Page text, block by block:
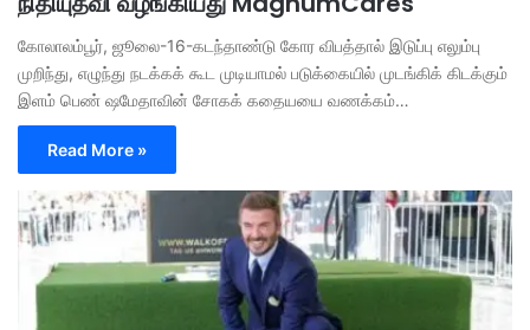
கோலாலம்பூர், ஜூலை-16-கடந்தாண்டு கோர விபத்தால் இடுப்பு எலும்பு
முறிந்து, எழுந்து நடக்கக் கூட முடியாமல் படுக்கையில் முடங்கிக் கிடக்கும்
இளம் பெண் ஷமேதாவின் சோகக் கதையயை வணக்கம்…
Read More »